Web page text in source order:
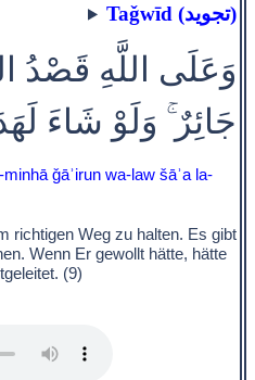
Taǧwīd (تجويد)
وَعَلَى اللَّهِ قَصْدُ
جَائِرٌ ۚ وَلَوْ شَاءَ
ǧāʾirun wa-law šāʾa la-
richtigen Weg zu halten. Es gibt
Wenn Er gewollt hätte, hätte
(9)